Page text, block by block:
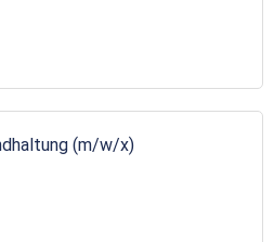
(m/w/x)